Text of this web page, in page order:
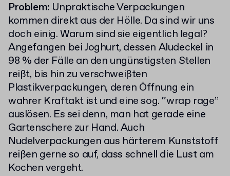
Problem: Unpraktische Verpackungen
kommen direkt aus der Hölle. Da sind wir uns
doch einig. Warum sind sie eigentlich legal?
Angefangen bei Joghurt, dessen Aludeckel in
98 % der Fälle an den ungünstigsten Stellen
reißt, bis hin zu verschweißten
Plastikverpackungen, deren Öffnung ein
wahrer Kraftakt ist und eine sog. “wrap rage”
auslösen. Es sei denn, man hat gerade eine
Gartenschere zur Hand. Auch
Nudelverpackungen aus härterem Kunststoff
reißen gerne so auf, dass schnell die Lust am
Kochen vergeht.